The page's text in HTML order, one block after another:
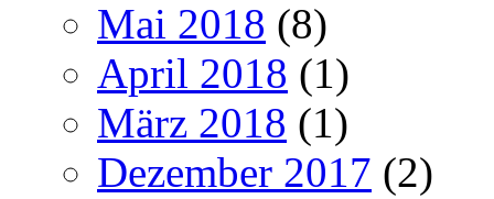
Mai 2018 (8)
April 2018 (1)
März 2018 (1)
Dezember 2017 (2)